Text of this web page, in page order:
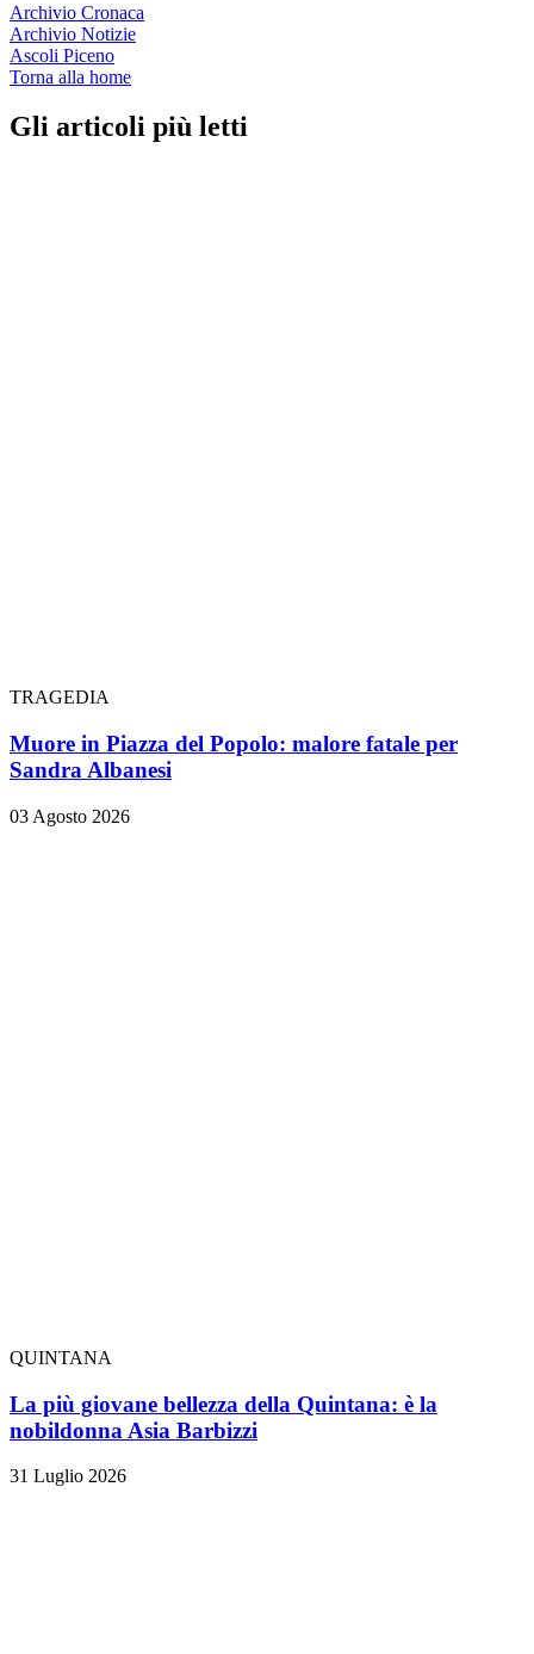
Archivio Cronaca
Archivio Notizie
Ascoli Piceno
Torna alla home
Gli articoli più letti
TRAGEDIA
Muore in Piazza del Popolo: malore fatale per
Sandra Albanesi
03 Agosto 2026
QUINTANA
La più giovane bellezza della Quintana: è la
nobildonna Asia Barbizzi
31 Luglio 2026